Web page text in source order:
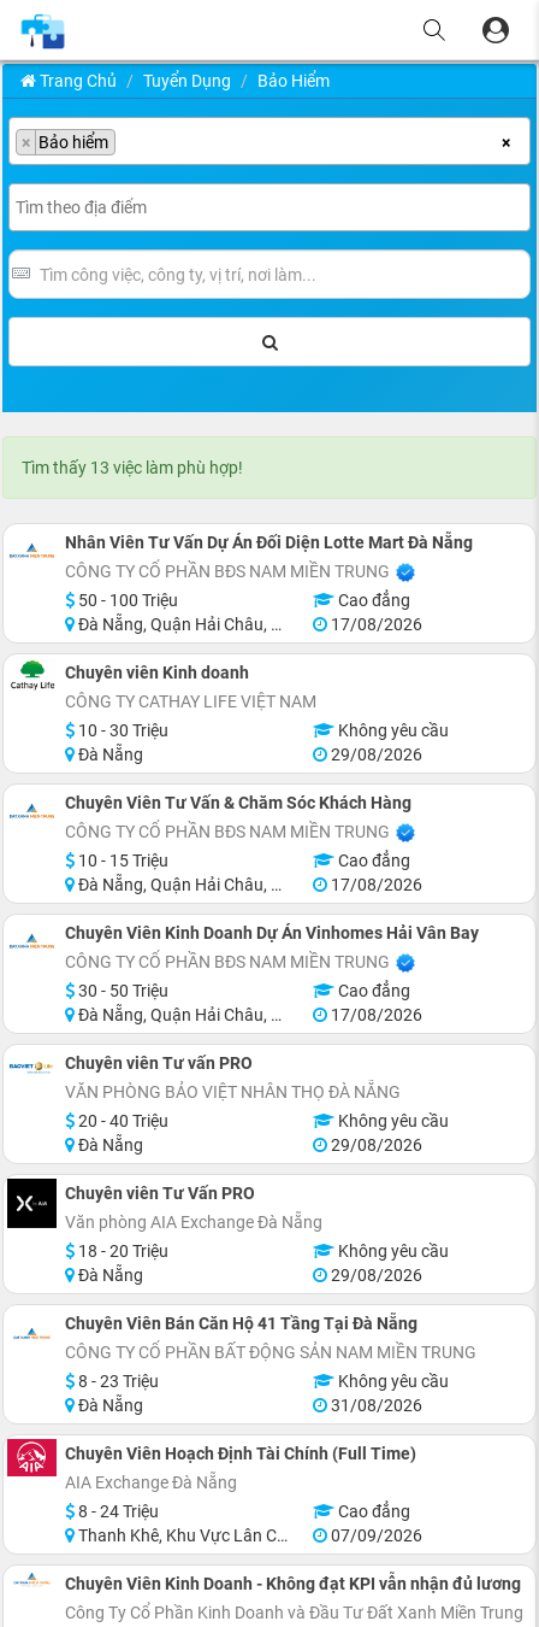
Trang Chủ Tuyển Dụng Bảo Hiểm
×
× Bảo hiểm
Tìm thấy 13 việc làm phù hợp!
Nhân Viên Tư Vấn Dự Án Đối Diện Lotte Mart Đà Nẵng
CÔNG TY CỔ PHẦN BĐS NAM MIỀN TRUNG
50 - 100 Triệu
Cao đẳng
Đà Nẵng, Quận Hải Châu, Quận Sơn Trà, Quận Ngũ Hành Sơn, Quận Cẩm Lệ, Khu vực lân cận Đà Nẵng
17/08/2026
Chuyên viên Kinh doanh
CÔNG TY CATHAY LIFE VIỆT NAM
10 - 30 Triệu
Không yêu cầu
Đà Nẵng
29/08/2026
Chuyên Viên Tư Vấn & Chăm Sóc Khách Hàng
CÔNG TY CỔ PHẦN BĐS NAM MIỀN TRUNG
10 - 15 Triệu
Cao đẳng
Đà Nẵng, Quận Hải Châu, Quận Sơn Trà, Quận Ngũ Hành Sơn, Quận Cẩm Lệ, Khu vực lân cận Đà Nẵng
17/08/2026
Chuyên Viên Kinh Doanh Dự Án Vinhomes Hải Vân Bay
CÔNG TY CỔ PHẦN BĐS NAM MIỀN TRUNG
30 - 50 Triệu
Cao đẳng
Đà Nẵng, Quận Hải Châu, Quận Sơn Trà, Quận Ngũ Hành Sơn, Huyện Hòa Vang, Khu vực lân cận Đà Nẵng
17/08/2026
Chuyên viên Tư vấn PRO
VĂN PHÒNG BẢO VIỆT NHÂN THỌ ĐÀ NẴNG
20 - 40 Triệu
Không yêu cầu
Đà Nẵng
29/08/2026
Chuyên viên Tư Vấn PRO
Văn phòng AIA Exchange Đà Nẵng
18 - 20 Triệu
Không yêu cầu
Đà Nẵng
29/08/2026
Chuyên Viên Bán Căn Hộ 41 Tầng Tại Đà Nẵng
CÔNG TY CỔ PHẦN BẤT ĐỘNG SẢN NAM MIỀN TRUNG
8 - 23 Triệu
Không yêu cầu
Đà Nẵng
31/08/2026
Chuyên Viên Hoạch Định Tài Chính (Full Time)
AIA Exchange Đà Nẵng
8 - 24 Triệu
Cao đẳng
Thanh Khê, Khu Vực Lân Cận Đà Nẵng
07/09/2026
Chuyên Viên Kinh Doanh - Không đạt KPI vẫn nhận đủ lương
Công Ty Cổ Phần Kinh Doanh và Đầu Tư Đất Xanh Miền Trung